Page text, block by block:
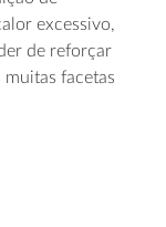
excessivo,
de reforçar
muitas facetas